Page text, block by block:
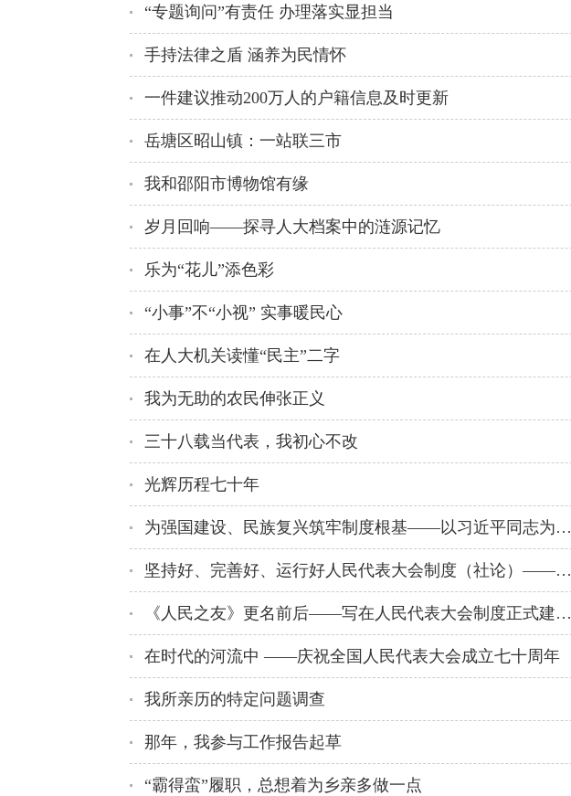
“专题询问”有责任 办理落实显担当
手持法律之盾 涵养为民情怀
一件建议推动200万人的户籍信息及时更新
岳塘区昭山镇：一站联三市
我和邵阳市博物馆有缘
岁月回响——探寻人大档案中的涟源记忆
乐为“花儿”添色彩
“小事”不“小视” 实事暖民心
在人大机关读懂“民主”二字
我为无助的农民伸张正义
三十八载当代表，我初心不改
光辉历程七十年
为强国建设、民族复兴筑牢制度根基——以习近平同志为核心的党中央坚持和完善人民代表大会制度纪实
坚持好、完善好、运行好人民代表大会制度（社论）——庆祝全国人民代表大会成立七十周年
《人民之友》更名前后——写在人民代表大会制度正式建立七十周年时
在时代的河流中 ——庆祝全国人民代表大会成立七十周年
我所亲历的特定问题调查
那年，我参与工作报告起草
“霸得蛮”履职，总想着为乡亲多做一点